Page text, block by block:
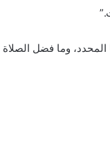
المحدد، وما فضل